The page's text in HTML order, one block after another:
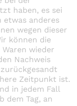
haben, es sei
etwas anderes
wegen dieser
können die
wieder
Nachweis
Zeitpunkt ist.
in jedem Fall
dem Tag, an